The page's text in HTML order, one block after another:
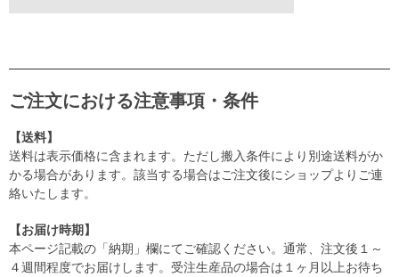
ご注文における注意事項・条件
【送料】
送料は表示価格に含まれます。ただし搬入条件により別途送料がか
かる場合があります。該当する場合はご注文後にショップよりご連
絡いたします。
【お届け時期】
本ページ記載の「納期」欄にてご確認ください。通常、注文後１～
４週間程度でお届けします。受注生産品の場合は１ヶ月以上お待ち